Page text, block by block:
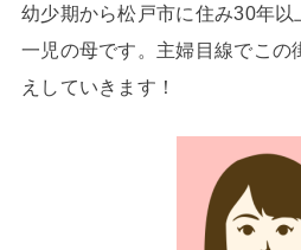
幼少期から松戸市に住み30年
一児の母です。主婦目線でこの
えしていきます！